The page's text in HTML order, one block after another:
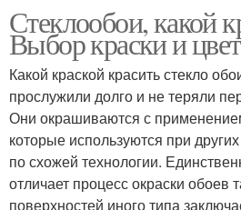
Стеклообои, какой
Выбор краски и
Какой краской красить стекло
прослужили долго и не теряли
Они окрашиваются с
которые используются при
по схожей технологии.
отличает процесс окраски обоев
поверхностей иного типа